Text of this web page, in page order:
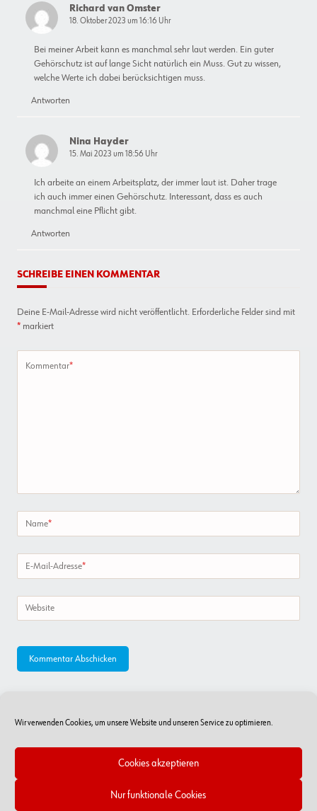
Wir verwenden Cookies, um unsere Website und unseren Service zu optimieren.
Cookies akzeptieren
Nur funktionale Cookies
Richard van Omster
18. Oktober 2023 um 16:16 Uhr
Bei meiner Arbeit kann es manchmal sehr laut werden. Ein guter
Gehörschutz ist auf lange Sicht natürlich ein Muss. Gut zu wissen,
welche Werte ich dabei berücksichtigen muss.
Antworten
Nina Hayder
15. Mai 2023 um 18:56 Uhr
Ich arbeite an einem Arbeitsplatz, der immer laut ist. Daher trage
ich auch immer einen Gehörschutz. Interessant, dass es auch
manchmal eine Pflicht gibt.
Antworten
SCHREIBE EINEN KOMMENTAR
Deine E-Mail-Adresse wird nicht veröffentlicht. Erforderliche Felder sind mit
* markiert
Kommentar*
Name*
E-Mail-Adresse*
Website